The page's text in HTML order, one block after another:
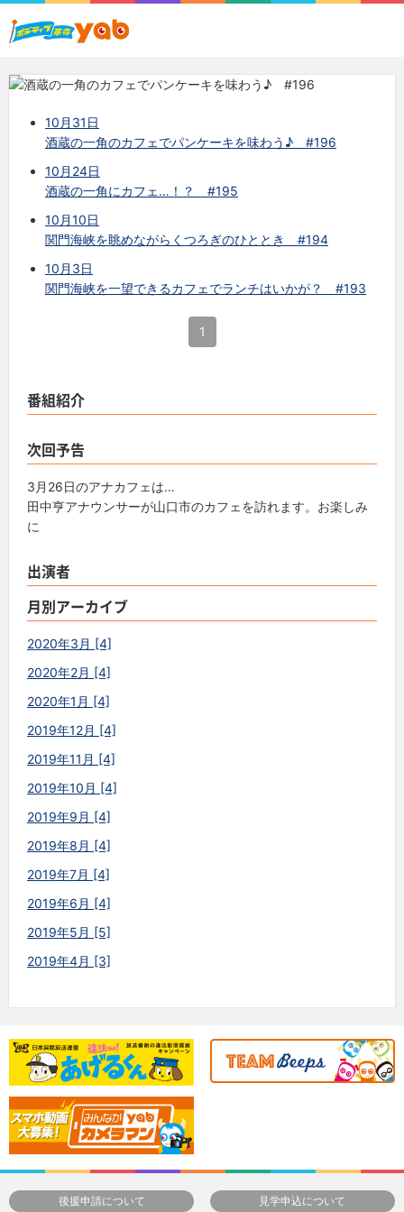
10月31日
酒蔵の一角のカフェでパンケーキを味わう♪ #196
10月24日
酒蔵の一角にカフェ…！？ #195
10月10日
関門海峡を眺めながらくつろぎのひととき #194
10月3日
関門海峡を一望できるカフェでランチはいかが？ #193
1
番組紹介
次回予告
3月26日のアナカフェは…
田中亨アナウンサーが山口市のカフェを訪れます。お楽しみ
に
出演者
月別アーカイブ
2020年3月 [4]
2020年2月 [4]
2020年1月 [4]
2019年12月 [4]
2019年11月 [4]
2019年10月 [4]
2019年9月 [4]
2019年8月 [4]
2019年7月 [4]
2019年6月 [4]
2019年5月 [5]
2019年4月 [3]
後援申請について 見学申込について